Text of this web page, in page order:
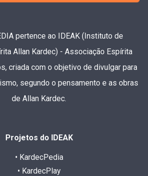
pertence ao IDEAK (Instituto de
Allan Kardec) - Associação Espírita
criada com o objetivo de divulgar para
segundo o pensamento e as obras
de Allan Kardec.
Projetos do IDEAK
• KardecPedia
• KardecPlay